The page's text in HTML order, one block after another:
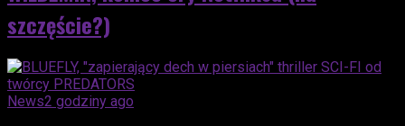
szczęście?)
News2 godziny ago